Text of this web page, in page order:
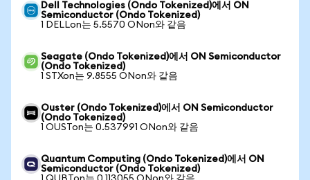
Dell Technologies (Ondo Tokenized)에서 ON
Semiconductor (Ondo Tokenized)
1 DELLon는 5.5570 ONon와 같음
Seagate (Ondo Tokenized)에서 ON Semiconductor
(Ondo Tokenized)
1 STXon는 9.8555 ONon와 같음
Ouster (Ondo Tokenized)에서 ON Semiconductor
(Ondo Tokenized)
1 OUSTon는 0.537991 ONon와 같음
Quantum Computing (Ondo Tokenized)에서 ON
Semiconductor (Ondo Tokenized)